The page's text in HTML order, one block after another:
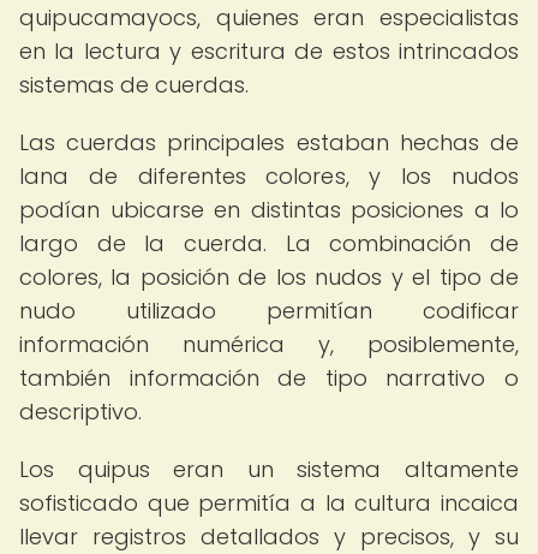
quipucamayocs, quienes eran especialistas
en la lectura y escritura de estos intrincados
sistemas de cuerdas.
Las cuerdas principales estaban hechas de
lana de diferentes colores, y los nudos
podían ubicarse en distintas posiciones a lo
largo de la cuerda. La combinación de
colores, la posición de los nudos y el tipo de
nudo utilizado permitían codificar
información numérica y, posiblemente,
también información de tipo narrativo o
descriptivo.
Los quipus eran un sistema altamente
sofisticado que permitía a la cultura incaica
llevar registros detallados y precisos, y su